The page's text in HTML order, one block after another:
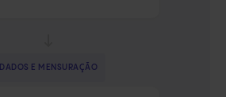
DADOS E MENSURAÇÃO